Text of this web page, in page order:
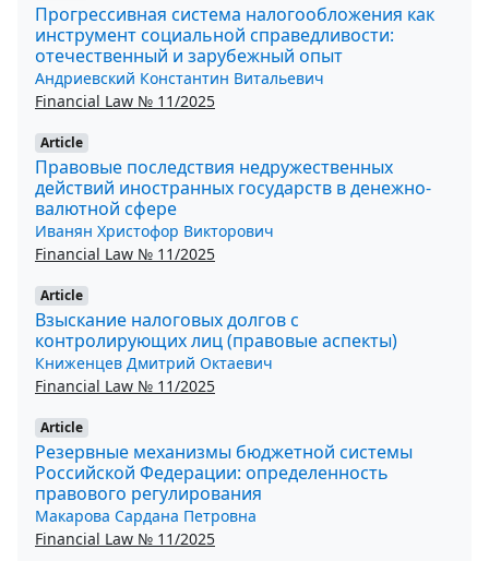
Прогрессивная система налогообложения как
инструмент социальной справедливости:
отечественный и зарубежный опыт
Андриевский Константин Витальевич
Financial Law № 11/2025
Article
Правовые последствия недружественных
действий иностранных государств в денежно-
валютной сфере
Иванян Христофор Викторович
Financial Law № 11/2025
Article
Взыскание налоговых долгов с
контролирующих лиц (правовые аспекты)
Книженцев Дмитрий Октаевич
Financial Law № 11/2025
Article
Резервные механизмы бюджетной системы
Российской Федерации: определенность
правового регулирования
Макарова Сардана Петровна
Financial Law № 11/2025